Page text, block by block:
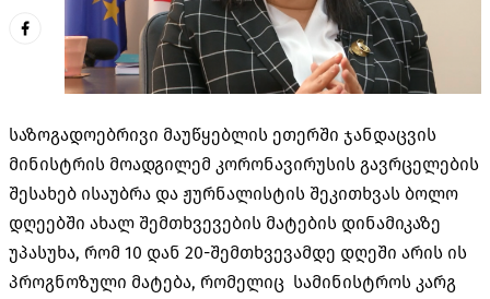
საზოგადოებრივი მაუწყებლის ეთერში ჯანდაცვის
მინისტრის მოადგილემ კორონავირუსის გავრცელების
შესახებ ისაუბრა და ჟურნალისტის შეკითხვას ბოლო
დღეებში ახალ შემთხვევების მატების დინამიკაზე
უპასუხა, რომ 10 დან 20-შემთხვევამდე დღეში არის ის
პროგნოზული მატება, რომელიც სამინისტროს კარგ